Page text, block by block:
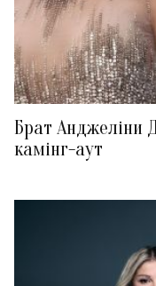
Брат Анджеліни
камінг-аут